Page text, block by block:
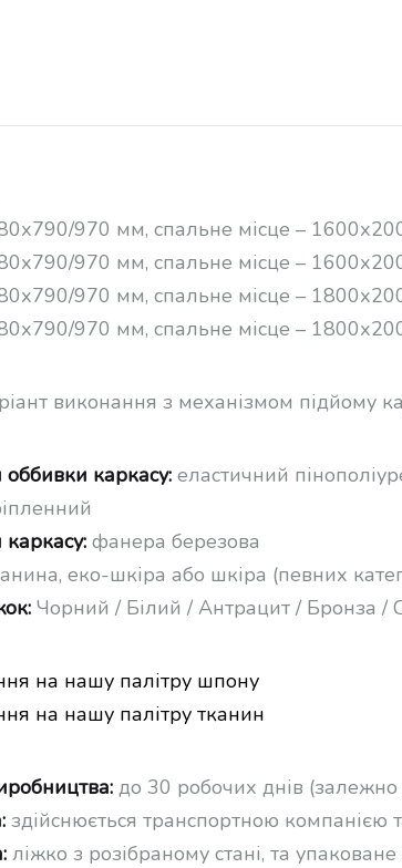
970 мм, спальне місце –
970 мм, спальне місце –
970 мм, спальне місце –
970 мм, спальне місце –
виконання з механізмом підйому
оббивки каркасу: еластичний
фанера березова
еко-шкіра або шкіра (певних
Чорний / Білий / Антрацит / Бронза /
на нашу палітру шпону
на нашу палітру тканин
до 30 робочих днів (залежно
здійснюється транспортною компанією
ліжко з розібраному стані, та